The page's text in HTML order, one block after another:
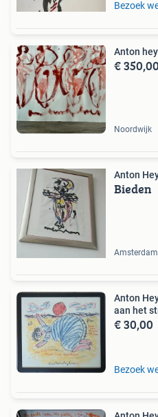
Bezoek
Anton
€ 350,00
Noordwijk
Anton
Bieden
Amsterdam
Anton
aan het
€ 30,00
Bezoek